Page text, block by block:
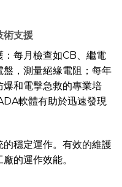
術支援
每月檢查如CB、繼電
，測量絕緣電阻；每年
和電擊急救的專業培
軟體有助於迅速發現
穩定運作。有效的維護
的運作效能。